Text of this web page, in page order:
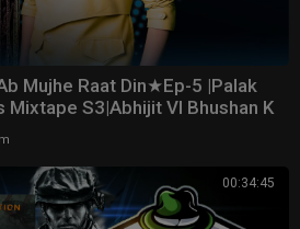
Mujhe Raat Din★Ep-5 |Palak
Mixtape S3|Abhijit Vl Bhushan K
00:34:45